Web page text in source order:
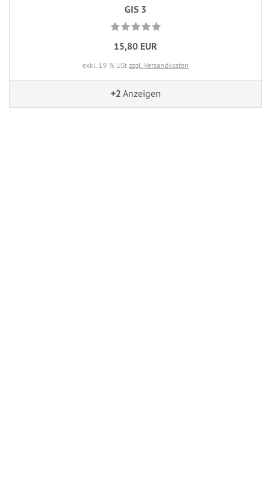
GIS 3
15,80 EUR
exkl. 19 % USt zzgl. Versandkosten
+2 Anzeigen